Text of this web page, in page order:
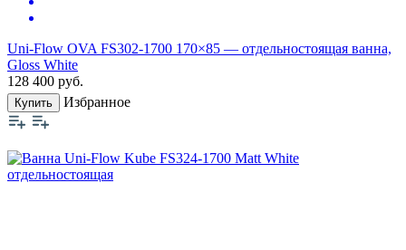
Uni-Flow OVA FS302-1700 170×85 — отдельностоящая ванна,
Gloss White
128 400 руб.
Купить Избранное